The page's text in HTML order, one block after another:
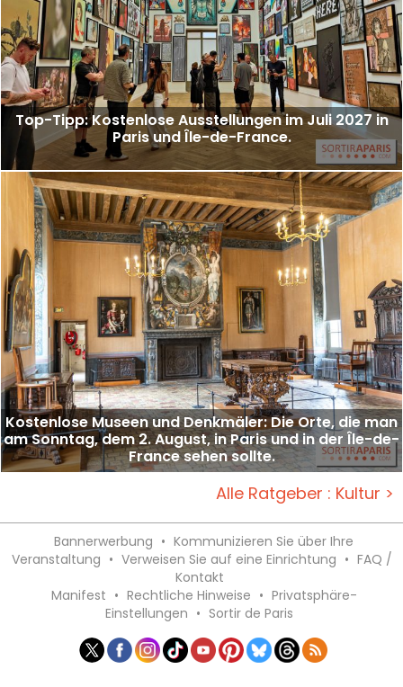
Top-Tipp: Kostenlose Ausstellungen im Juli 2027 in
Paris und Île-de-France.
Kostenlose Museen und Denkmäler: Die Orte, die man
am Sonntag, dem 2. August, in Paris und in der Île-de-
France sehen sollte.
Alle Ratgeber : Kultur >
Bannerwerbung • Kommunizieren Sie über Ihre
Veranstaltung • Verweisen Sie auf eine Einrichtung • FAQ /
Kontakt
Manifest • Rechtliche Hinweise • Privatsphäre-
Einstellungen • Sortir de Paris